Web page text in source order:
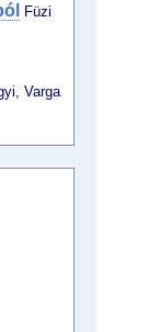
Füzi
Varga